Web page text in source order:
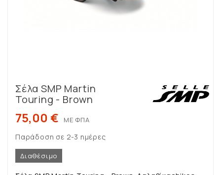
Σέλα SMP Martin
Touring - Brown
75,00 € ΜΕ ΦΠΑ
Παράδοση σε 2-3 ημέρες
Διαθέσιμο